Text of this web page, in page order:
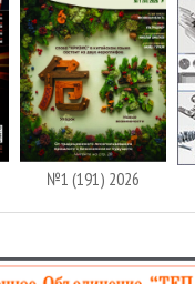
№1 (191) 2026